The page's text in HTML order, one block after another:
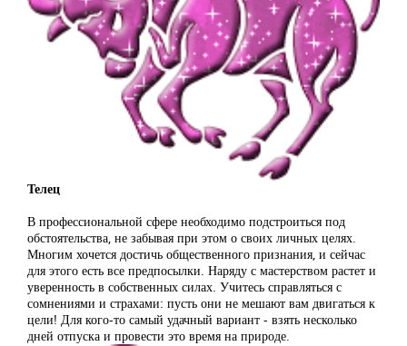
Телец
В профессиональной сфере необходимо подстроиться под
обстоятельства, не забывая при этом о своих личных целях.
Многим хочется достичь общественного признания, и сейчас
для этого есть все предпосылки. Наряду с мастерством растет и
уверенность в собственных силах. Учитесь справляться с
сомнениями и страхами: пусть они не мешают вам двигаться к
цели! Для кого-то самый удачный вариант - взять несколько
дней отпуска и провести это время на природе.